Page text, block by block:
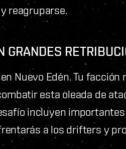
reagruparse.
GRANDES
Nuevo Edén. Tu facción
esta oleada de
incluyen importantes
a los drifters y